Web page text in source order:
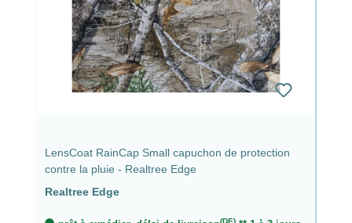
LensCoat RainCap Small capuchon de protection
contre la pluie - Realtree Edge
Realtree Edge
(DE)